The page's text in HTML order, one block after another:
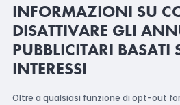
INFORMAZIONI SU
DISATTIVARE GLI
PUBBLICITARI BASATI
INTERESSI
Oltre a qualsiasi funzione di opt-out